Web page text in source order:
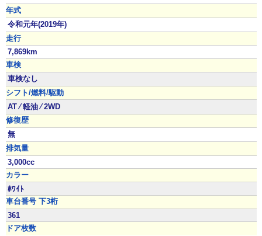
年式
令和元年(2019年)
走行
7,869km
車検
車検なし
シフト/燃料/駆動
AT ⁄ 軽油 ⁄ 2WD
修復歴
無
排気量
3,000cc
カラー
ﾎﾜｲﾄ
車台番号 下3桁
361
ドア枚数